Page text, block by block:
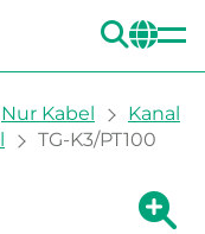
Nur Kabel
Kanal
TG-K3/PT100
Zeige